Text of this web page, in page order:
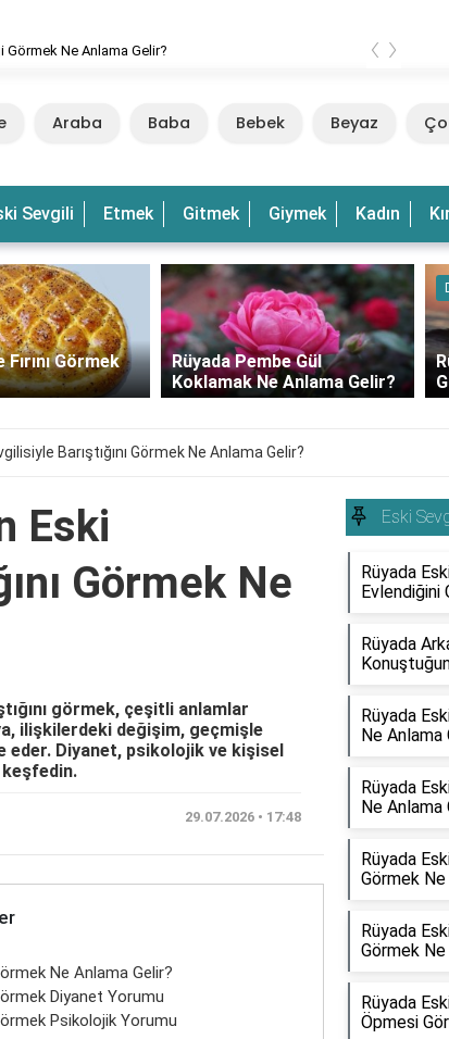
Ne Anlama Gelir? ‹ ›
Araba Baba Bebek Beyaz
Sevgili Etmek Gitmek Giymek Kadın
Gül
Anlama Gelir?
Deniz
Rüyada Gün Batımında Deniz
Görmek Ne Anlama Gelir?
Barıştığını Görmek Ne Anlama Gelir?
Eski
Görmek Ne
görmek, çeşitli anlamlar
ilişkilerdeki değişim, geçmişle
eder. Diyanet, psikolojik ve kişisel
keşfedin.
29.07.2026 • 17:48
Ne Anlama Gelir?
Diyanet Yorumu
Psikolojik Yorumu
Eski
Rüyada
Evlendiğini
Rüyada
Rüyada
Ne Anlama
Rüyada
Ne Anlama
Rüyada
Görmek
Rüyada
Görmek
Rüyada
Öpmesi